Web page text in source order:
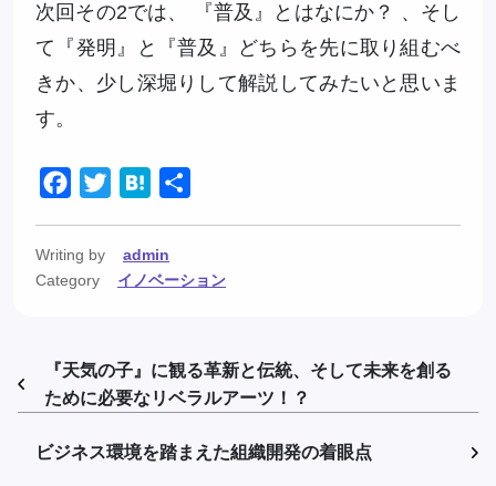
次回その2では、 『普及』とはなにか？ 、そし
て『発明』と『普及』どちらを先に取り組むべ
きか、少し深堀りして解説してみたいと思いま
す。
FacebookTwitterHatena
Writing by
admin
Category
イノベーション
『天気の子』に観る革新と伝統、そして未来を創る
ために必要なリベラルアーツ！？
ビジネス環境を踏まえた組織開発の着眼点